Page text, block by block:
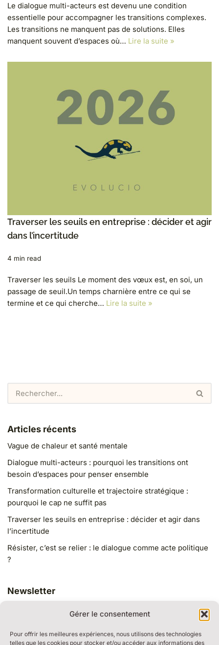
Gérer le consentement
Pour offrir les meilleures expériences, nous utilisons des technologies
telles que les cookies pour stocker et/ou accéder aux informations des
Le dialogue multi-acteurs est devenu une condition
essentielle pour accompagner les transitions complexes.
Les transitions ne manquent pas de solutions. Elles
manquent souvent d’espaces où… Lire la suite »
Traverser les seuils en entreprise : décider et agir
dans l’incertitude
4 min read
Traverser les seuils Le moment des vœux est, en soi, un
passage de seuil.Un temps charnière entre ce qui se
termine et ce qui cherche… Lire la suite »
Articles récents
Vague de chaleur et santé mentale
Dialogue multi-acteurs : pourquoi les transitions ont
besoin d’espaces pour penser ensemble
Transformation culturelle et trajectoire stratégique :
pourquoi le cap ne suffit pas
Traverser les seuils en entreprise : décider et agir dans
l’incertitude
Résister, c’est se relier : le dialogue comme acte politique
?
Newsletter